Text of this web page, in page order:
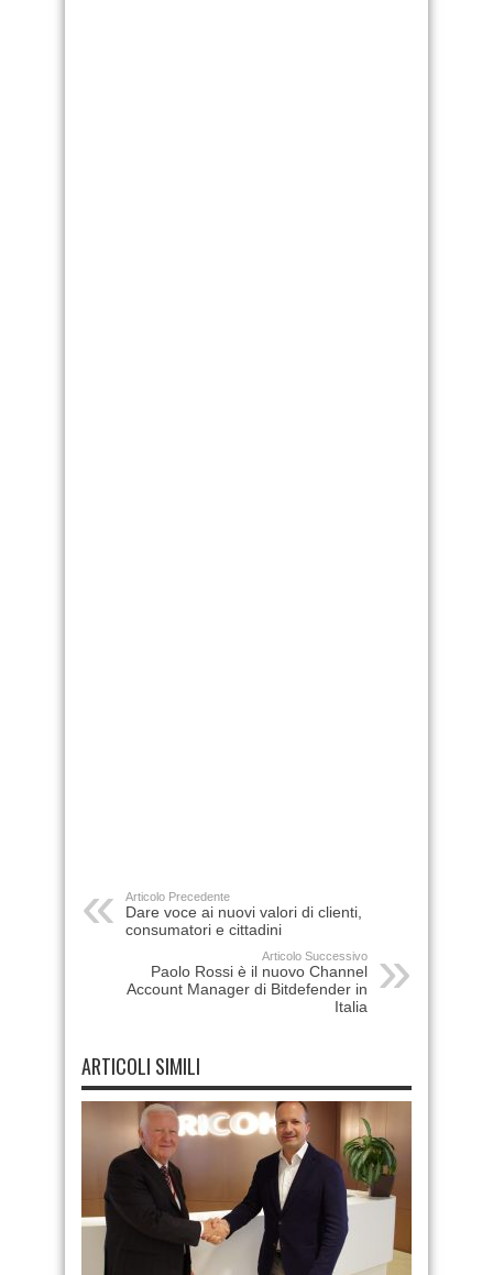
Articolo Precedente
Dare voce ai nuovi valori di clienti,
consumatori e cittadini
Articolo Successivo
Paolo Rossi è il nuovo Channel
Account Manager di Bitdefender in
Italia
ARTICOLI SIMILI